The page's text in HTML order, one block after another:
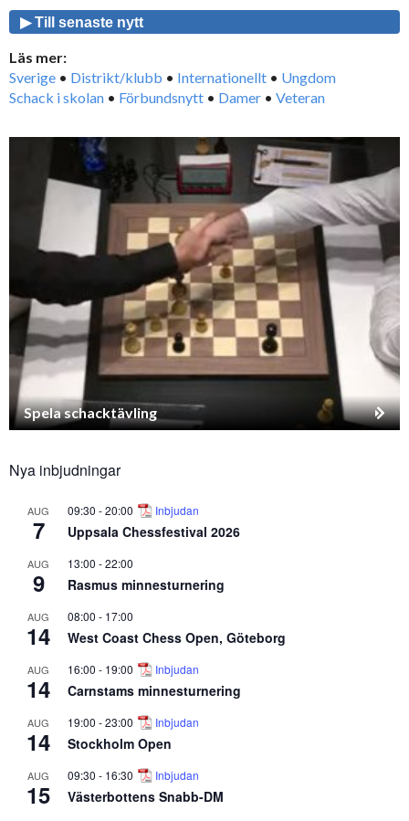
▶ Till senaste nytt
Läs mer:
Sverige • Distrikt/klubb • Internationellt • Ungdom
Schack i skolan • Förbundsnytt • Damer • Veteran
Spela schacktävling
Nya inbjudningar
AUG
7
09:30 -20:00 Inbjudan
Uppsala Chessfestival 2026
AUG
9
13:00 -22:00
Rasmus minnesturnering
AUG
14
08:00 - 17:00
West Coast Chess Open, Göteborg
AUG
14
16:00 - 19:00 Inbjudan
Carnstams minnesturnering
AUG
14
19:00 -23:00 Inbjudan
Stockholm Open
AUG
15
09:30 - 16:30 Inbjudan
Västerbottens Snabb-DM